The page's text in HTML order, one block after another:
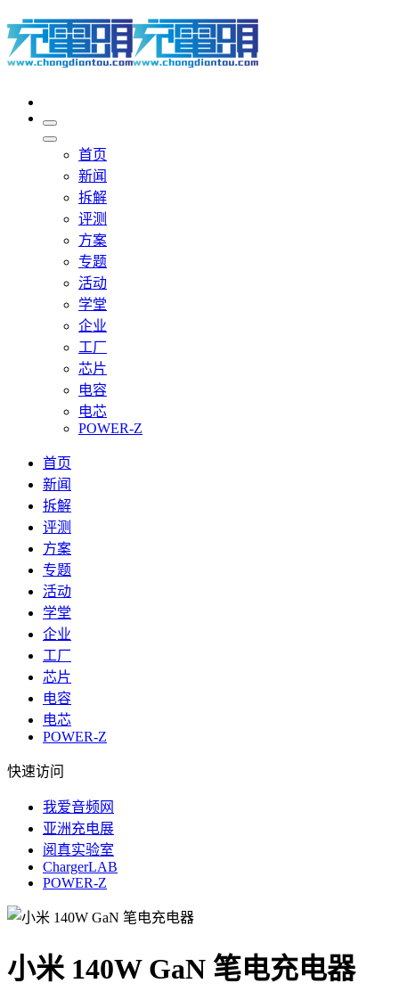
首页
新闻
拆解
评测
方案
专题
活动
学堂
企业
工厂
芯片
电容
电芯
POWER-Z
首页
新闻
拆解
评测
方案
专题
活动
学堂
企业
工厂
芯片
电容
电芯
POWER-Z
快速访问
我爱音频网
亚洲充电展
阅真实验室
ChargerLAB
POWER-Z
小米 140W GaN 笔电充电器